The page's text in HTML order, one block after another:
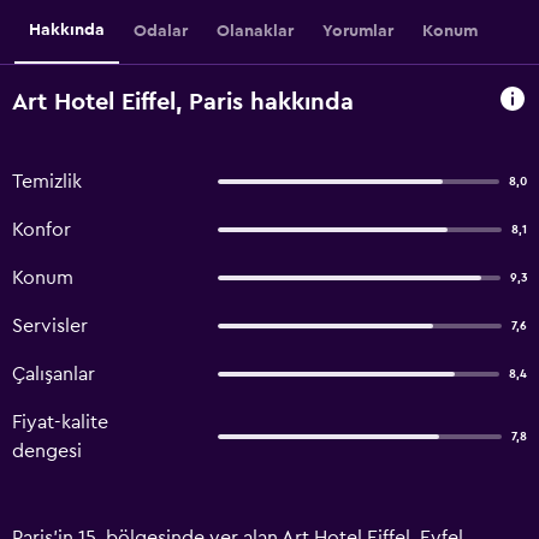
Hakkında Odalar Olanaklar Yorumlar Konum
Art Hotel Eiffel, Paris hakkında
Temizlik 8,0
Konfor 8,1
Konum 9,3
Servisler 7,6
Çalışanlar 8,4
Fiyat-kalite
dengesi
7,8